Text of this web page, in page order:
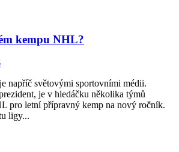
kempu NHL?
napříč světovými sportovními médii.
je v hledáčku několika týmů
pro letní přípravný kemp na nový ročník.
ligy...